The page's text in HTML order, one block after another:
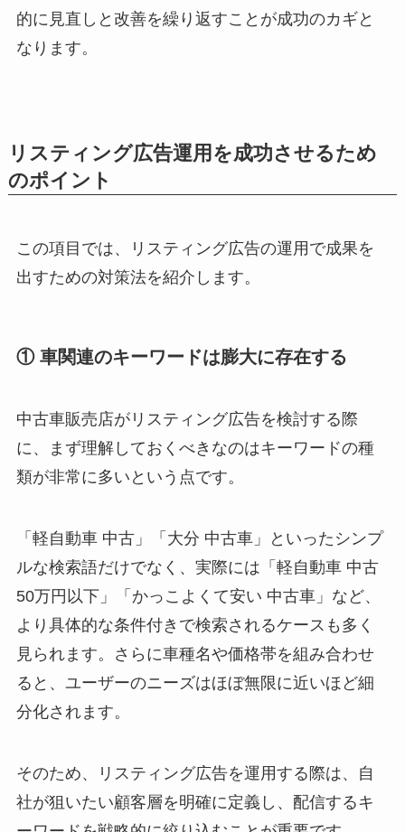
的に見直しと改善を繰り返すことが成功のカギと
なります。
リスティング広告運用を成功させるため
のポイント
この項目では、リスティング広告の運用で成果を
出すための対策法を紹介します。
① 車関連のキーワードは膨大に存在する
中古車販売店がリスティング広告を検討する際
に、まず理解しておくべきなのはキーワードの種
類が非常に多いという点です。
「軽自動車 中古」「大分 中古車」といったシンプ
ルな検索語だけでなく、実際には「軽自動車 中古
50万円以下」「かっこよくて安い 中古車」など、
より具体的な条件付きで検索されるケースも多く
見られます。さらに車種名や価格帯を組み合わせ
ると、ユーザーのニーズはほぼ無限に近いほど細
分化されます。
そのため、リスティング広告を運用する際は、自
社が狙いたい顧客層を明確に定義し、配信するキ